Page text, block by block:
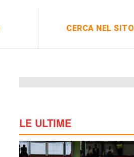
CERCA NEL SITO
LE ULTIME